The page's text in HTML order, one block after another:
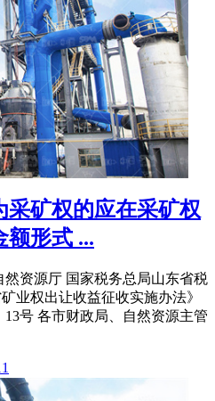
采矿权的应在采矿权
额形式 ...
然资源厅 国家税务总局山东省税
业权出让收益征收实施办法》
13号 各市财政局、自然资源主管